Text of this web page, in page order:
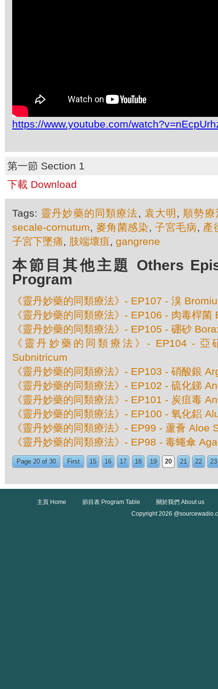
https://www.youtube.com/
第一節 Section 1
下載 Download
Tags: 靈丹妙藥的同類療法, 袁大明 , 順勢療
secale-cornutum, 麥角菌感染,子宮毛病, 產
子宮下墜痛, 肢端壞疽, gangrene
本節目其他主題 Others
Program
《靈丹妙藥的同類療法》- EP107 - 溴
《靈丹妙藥的同類療法》- EP106 - 肉毒桿菌
《靈丹妙藥的同類療法》- EP105 - 硼砂
《靈丹妙藥的同類療法》- EP104 - 亞
Subnitricum
《靈丹妙藥的同類療法》- EP103 - 硝酸銀
《靈丹妙藥的同類療法》- EP102 - 硫化銻
《靈丹妙藥的同類療法》- EP101 - 炭疽毒
《靈丹妙藥的同類療法》- EP100 - 氧化鋁
《靈丹妙藥的同類療法》- EP99 - 蘆薈 Aloe
《靈丹妙藥的同類療法》- EP98 - 毒蠅傘
Page 20 of 30 First 15 16 17 18 19 20 21 22 23
主頁 Home 節目表 Program Table
關於我們 About us
Copyright 2026